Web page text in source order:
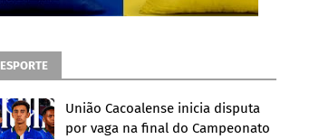
ESPORTE
União Cacoalense inicia disputa
por vaga na final do Campeonato